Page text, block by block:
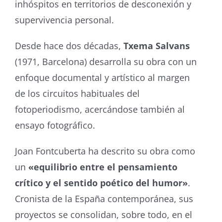
inhóspitos en territorios de desconexión y
supervivencia personal.
Desde hace dos décadas, Txema Salvans
(1971, Barcelona) desarrolla su obra con un
enfoque documental y artístico al margen
de los circuitos habituales del
fotoperiodismo, acercándose también al
ensayo fotográfico.
Joan Fontcuberta ha descrito su obra como
un «equilibrio entre el pensamiento
crítico y el sentido poético del humor».
Cronista de la España contemporánea, sus
proyectos se consolidan, sobre todo, en el